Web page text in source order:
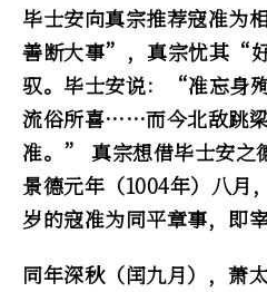
毕士安向真宗推荐寇准为
善断大事”，真宗忧其“
驭。毕士安说：“准忘身
流俗所喜……而今北敌跳
准。” 真宗想借毕士安之
景德元年（1004年）八月
岁的寇准为同平章事，即宰
同年深秋（闰九月），萧